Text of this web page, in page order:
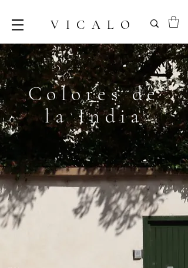
VICALO
Colores de
la India